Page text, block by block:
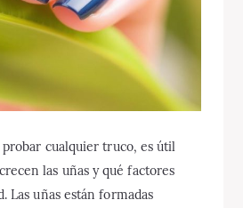
cualquier truco, es útil
las uñas y qué factores
Las uñas están formadas